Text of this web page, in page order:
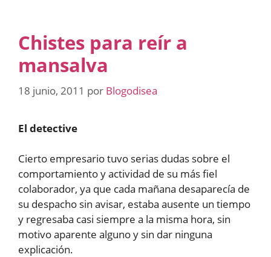
Chistes para reír a
mansalva
18 junio, 2011 por Blogodisea
El detective
Cierto empresario tuvo serias dudas sobre el
comportamiento y actividad de su más fiel
colaborador, ya que cada mañana desaparecía de
su despacho sin avisar, estaba ausente un tiempo
y regresaba casi siempre a la misma hora, sin
motivo aparente alguno y sin dar ninguna
explicación.